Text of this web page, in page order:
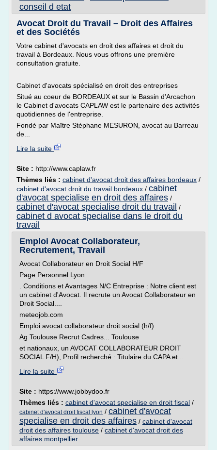
conseil d etat
Avocat Droit du Travail – Droit des Affaires
et des Sociétés
Votre cabinet d'avocats en droit des affaires et droit du
travail à Bordeaux. Nous vous offrons une première
consultation gratuite.
Cabinet d'avocats spécialisé en droit des entreprises
Situé au coeur de BORDEAUX et sur le Bassin d'Arcachon
le Cabinet d'avocats CAPLAW est le partenaire des activités
quotidiennes de l'entreprise.
Fondé par Maître Stéphane MESURON, avocat au Barreau
de...
Lire la suite
Site : http://www.caplaw.fr
Thèmes liés : cabinet d'avocat droit des affaires bordeaux /
cabinet d'avocat droit du travail bordeaux / cabinet
d'avocat specialise en droit des affaires /
cabinet d'avocat specialise droit du travail /
cabinet d avocat specialise dans le droit du
travail
Emploi Avocat Collaborateur,
Recrutement, Travail
Avocat Collaborateur en Droit Social H/F
Page Personnel Lyon
. Conditions et Avantages N/C Entreprise : Notre client est
un cabinet d'Avocat. Il recrute un Avocat Collaborateur en
Droit Social....
meteojob.com
Emploi avocat collaborateur droit social (h/f)
Ag Toulouse Recrut Cadres... Toulouse
et nationaux, un AVOCAT COLLABORATEUR DROIT
SOCIAL F/H), Profil recherché : Titulaire du CAPA et...
Lire la suite
Site : https://www.jobbydoo.fr
Thèmes liés : cabinet d'avocat specialise en droit fiscal /
cabinet d'avocat droit fiscal lyon / cabinet d'avocat
specialise en droit des affaires / cabinet d'avocat
droit des affaires toulouse / cabinet d'avocat droit des
affaires montpellier